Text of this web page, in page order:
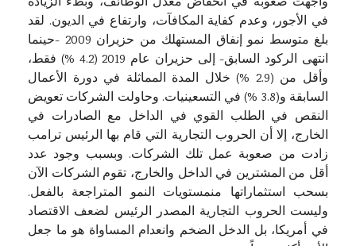
في الأجور، وعدم كفاية المكافآت، وارتفاع في الديون. لقد
بلغ متوسط نمو إنفاق المستهلك من حزيران 2009 -حينما
انتهى الركود السابق- إلى حزيران عام 2019 (4.2 %) فقط،
وأقل من (2.9 %) خلال المدة المماثلة في دورة الأعمال
السابقة و(3.8 %) في التسعينيات. وحاولت الشركات تعويض
النقص في الطلب القوي في الداخل مع الصادرات في
الخارج، إلا أن الحروب التجارية التي قام بها الرئيس ترامب
زادت من صعوبة عمل تلك الشركات. وبسبب وجود عدد
أقل من المشترين في الداخل والخارج، تقوم الشركات الآن
بسحب استثماراتها منمستويات النمو المتراجعة بالفعل.
وليست الحروب التجارية المصدر الرئيس لضعف الاقتصاد
في أمريكا، بل الدخل الضخم وانعدام المساواة هو ما جعل